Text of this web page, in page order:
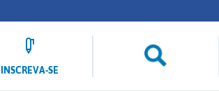
INSCREVA-SE